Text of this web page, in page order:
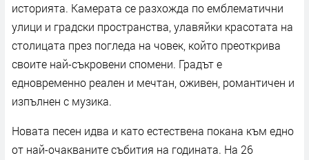
историята. Камерата се разхожда по емблематични
улици и градски пространства, улавяйки красотата на
столицата през погледа на човек, който преоткрива
своите най-съкровени спомени. Градът е
едновременно реален и мечтан, оживен, романтичен и
изпълнен с музика.
Новата песен идва и като естествена покана към едно
от най-очакваните събития на годината. На 26